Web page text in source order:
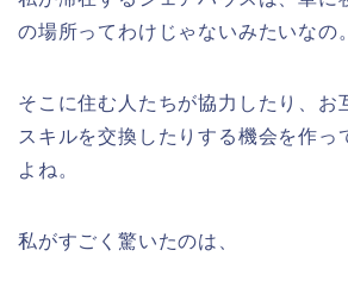
の場所ってわけじゃないみたいなの。
そこに住む人たちが協力したり、お
スキルを交換したりする機会を作っ
よね。
私がすごく驚いたのは、